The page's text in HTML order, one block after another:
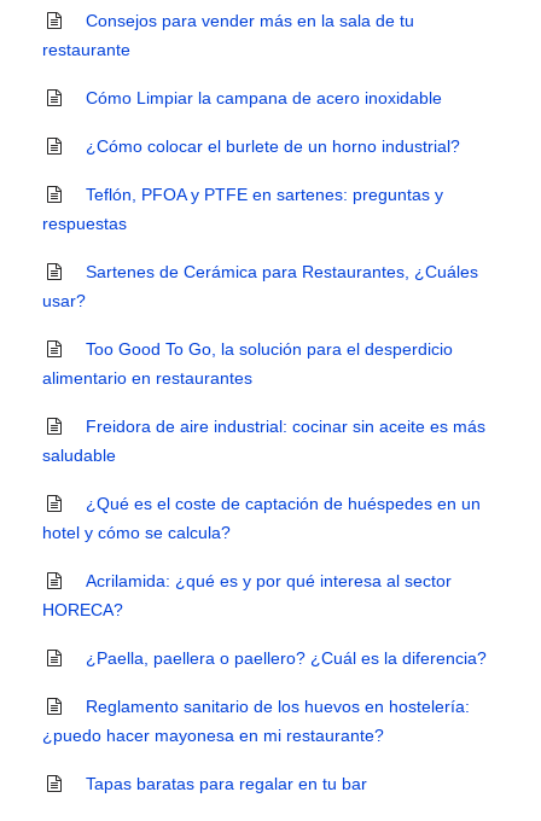
Consejos para vender más en la sala de tu
restaurante
Cómo Limpiar la campana de acero inoxidable
¿Cómo colocar el burlete de un horno industrial?
Teflón, PFOA y PTFE en sartenes: preguntas y
respuestas
Sartenes de Cerámica para Restaurantes, ¿Cuáles
usar?
Too Good To Go, la solución para el desperdicio
alimentario en restaurantes
Freidora de aire industrial: cocinar sin aceite es más
saludable
¿Qué es el coste de captación de huéspedes en un
hotel y cómo se calcula?
Acrilamida: ¿qué es y por qué interesa al sector
HORECA?
¿Paella, paellera o paellero? ¿Cuál es la diferencia?
Reglamento sanitario de los huevos en hostelería:
¿puedo hacer mayonesa en mi restaurante?
Tapas baratas para regalar en tu bar